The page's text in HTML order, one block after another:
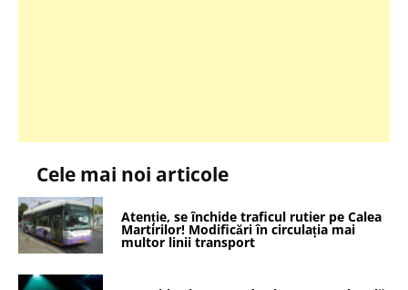
Cele mai noi articole
Atenție, se închide traficul rutier pe Calea
Martirilor! Modificări în circulația mai
multor linii transport